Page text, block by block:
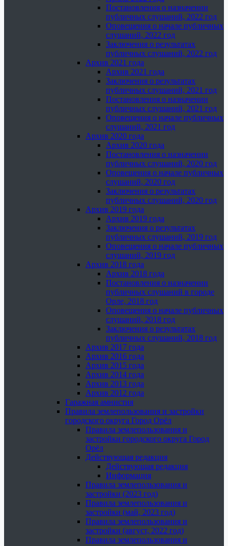
Постановления о назначении
публичных слушаний, 2022 год
Оповещения о начале публичных
слушаний, 2022 год
Заключения о результатах
публичных слушаний, 2022 год
Архив 2021 года
Архив 2021 года
Заключения о результатах
публичных слушаний, 2021 год
Постановления о назначении
публичных слушаний, 2021 год
Оповещения о начале публичных
слушаний, 2021 год
Архив 2020 года
Архив 2020 года
Постановления о назначении
публичных слушаний, 2020 год
Оповещения о начале публичных
слушаний, 2020 год
Заключения о результатах
публичных слушаний, 2020 год
Архив 2019 года
Архив 2019 года
Заключения о результатах
публичных слушаний, 2019 год
Оповещения о начале публичных
слушаний, 2019 год
Архив 2018 года
Архив 2018 года
Постановления о назначении
публичных слушаний в городе
Орле, 2018 год
Оповещения о начале публичных
слушаний, 2018 год
Заключения о результатах
публичных слушаний, 2018 год
Архив 2017 года
Архив 2016 года
Архив 2015 года
Архив 2014 года
Архив 2013 года
Архив 2012 года
Гаражная амнистия
Правила землепользования и застройки
городского округа Город Орёл
Правила землепользования и
застройки городского округа Город
Орёл
Действующая редакция
Действующая редакция
Информация
Правила землепользования и
застройки (2023 год)
Правила землепользования и
застройки (май, 2023 год)
Правила землепользования и
застройки (август, 2022 год)
Правила землепользования и